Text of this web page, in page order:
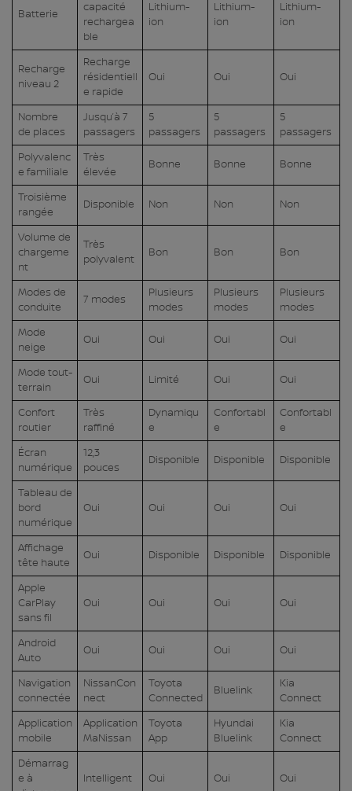
Batterie
capacité
rechargea
ble
Lithium-
ion
Lithium-
ion
Lithium-
ion
Recharge
niveau 2
Recharge
résidentiell
e rapide
Oui Oui Oui
Nombre
de places
Jusqu’à 7
passagers
5
passagers
5
passagers
5
passagers
Polyvalenc
e familiale
Très
élevée
Bonne Bonne Bonne
Troisième
rangée
Disponible Non Non Non
Volume de
chargeme
nt
Très
polyvalent
Bon Bon Bon
Modes de
conduite
7 modes
Plusieurs
modes
Plusieurs
modes
Plusieurs
modes
Mode
neige
Oui Oui Oui Oui
Mode tout-
terrain
Oui Limité Oui Oui
Confort
routier
Très
raffiné
Dynamiqu
e
Confortabl
e
Confortabl
e
Écran
numérique
12,3
pouces
Disponible Disponible Disponible
Tableau de
bord
numérique
Oui Oui Oui Oui
Affichage
tête haute
Oui Disponible Disponible Disponible
Apple
CarPlay
sans fil
Oui Oui Oui Oui
Android
Auto
Oui Oui Oui Oui
Navigation
connectée
NissanCon
nect
Toyota
Connected
Bluelink
Kia
Connect
Application
mobile
Application
MaNissan
Toyota
App
Hyundai
Bluelink
Kia
Connect
Démarrag
e à
Intelligent Oui Oui Oui